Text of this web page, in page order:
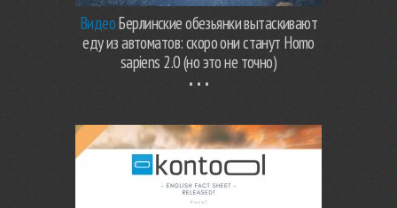
ВидеоБерлинские обезьянки вытаскивают
еду из автоматов: скоро они станут Homo
sapiens 2.0 (но это не точно)